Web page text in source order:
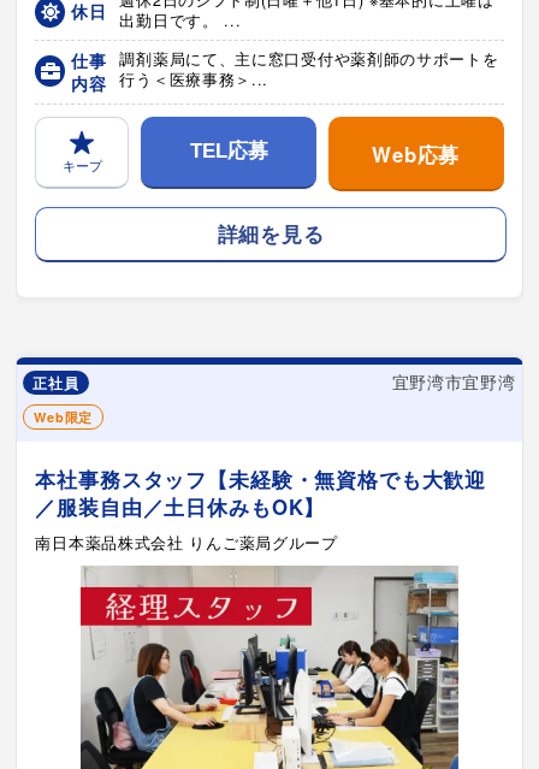
休日
出勤日です。 ...
仕事
内容
調剤薬局にて、主に窓口受付や薬剤師のサポートを
行う＜医療事務＞...
キープ
TEL応募 Web応募
詳細を見る
正社員 宜野湾市宜野湾
Web限定
本社事務スタッフ【未経験・無資格でも大歓迎
／服装自由／土日休みもOK】
南日本薬品株式会社 りんご薬局グループ